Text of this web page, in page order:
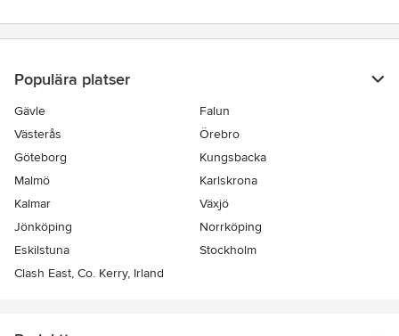
Populära platser
Gävle
Falun
Västerås
Örebro
Göteborg
Kungsbacka
Malmö
Karlskrona
Kalmar
Växjö
Jönköping
Norrköping
Eskilstuna
Stockholm
Clash East, Co. Kerry, Irland